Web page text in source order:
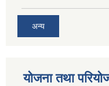
अन्य
योजना तथा